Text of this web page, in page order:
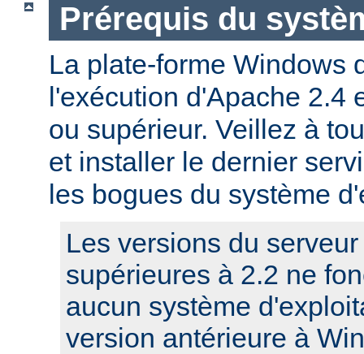
Prérequis du
La plate-forme Windows
l'exécution d'Apache 2.4
ou supérieur. Veillez à
et installer le dernier
les bogues du système
Les versions du
supérieures à 2.2 ne
aucun système
version antérieure à